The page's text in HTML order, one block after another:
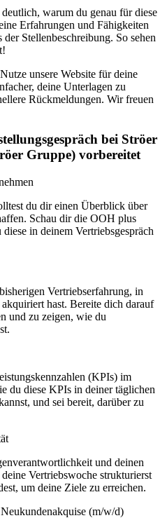
warum du genau für diese
Erfahrungen und Fähigkeiten
Stellenbeschreibung. So sehen
Nutze unsere Website für deine
deine Unterlagen zu
Rückmeldungen. Wir freuen
bei Ströer
Gruppe) vorbereitet
du dir einen Überblick über
Schau dir die OOH plus
in deinem Vertriebsgespräch
Vertriebserfahrung, in
hast. Bereite dich darauf
und zu zeigen, wie du
(KPIs) im
du diese KPIs in deiner täglichen
und sei bereit, darüber zu
und deinen
Vertriebswoche strukturierst
um deine Ziele zu erreichen.
(m/w/d)